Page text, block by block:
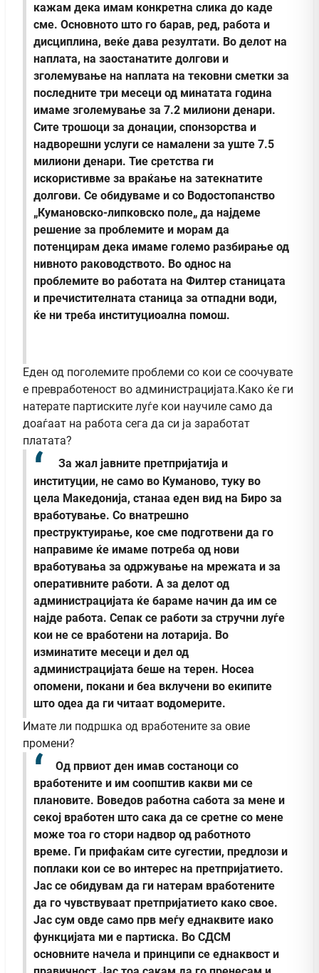
кажам дека имам конкретна слика до каде
сме. Основното што го барав, ред, работа и
дисциплина, веќе дава резултати. Во делот на
наплата, на заостанатите долгови и
зголемување на наплата на тековни сметки за
последните три месеци од минатата година
имаме зголемување за 7.2 милиони денари.
Сите трошоци за донации, спонзорства и
надворешни услуги се намалени за уште 7.5
милиони денари. Тие сретства ги
искористивме за враќање на затекнатите
долгови. Се обидуваме и со Водостопанство
„Кумановско-липковско поле„ да најдеме
решение за проблемите и морам да
потенцирам дека имаме големо разбирање од
нивното раководството. Во однос на
проблемите во работата на Филтер станицата
и пречистителната станица за отпадни води,
ќе ни треба институциоална помош.
Еден од поголемите проблеми со кои се соочувате
е превработеност во администрацијата.Како ќе ги
натерате партиските луѓе кои научиле само да
доаѓаат на работа сега да си ја заработат
платата?
За жал јавните претпријатија и
институции, не само во Куманово, туку во
цела Македонија, станаа еден вид на Биро за
вработување. Со внатрешно
преструктуирање, кое сме подготвени да го
направиме ќе имаме потреба од нови
вработувања за одржување на мрежата и за
оперативните работи. А за делот од
администрацијата ќе бараме начин да им се
најде работа. Сепак се работи за стручни луѓе
кои не се вработени на лотарија. Во
изминатите месеци и дел од
администрацијата беше на терен. Носеа
опомени, покани и беа вклучени во екипите
што одеа да ги читаат водомерите.
Имате ли подршка од вработените за овие
промени?
Од првиот ден имав состаноци со
вработените и им соопштив какви ми се
плановите. Воведов работна сабота за мене и
секој вработен што сака да се сретне со мене
може тоа го стори надвор од работното
време. Ги прифаќам сите сугестии, предлози и
поплаки кои се во интерес на претпријатието.
Јас се обидувам да ги натерам вработените
да го чувствуваат претпријатието како свое.
Јас сум овде само прв меѓу еднаквите иако
функцијата ми е партиска. Во СДСМ
основните начела и принципи се еднаквост и